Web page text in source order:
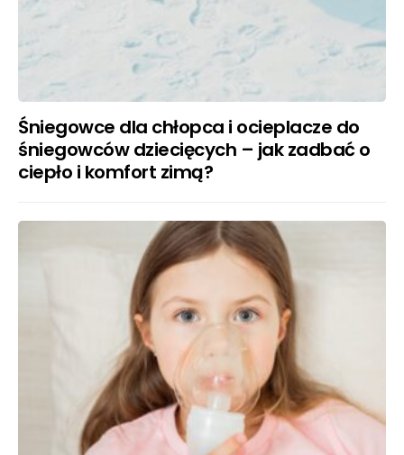
Śniegowce dla chłopca i ocieplacze do
śniegowców dziecięcych – jak zadbać o
ciepło i komfort zimą?